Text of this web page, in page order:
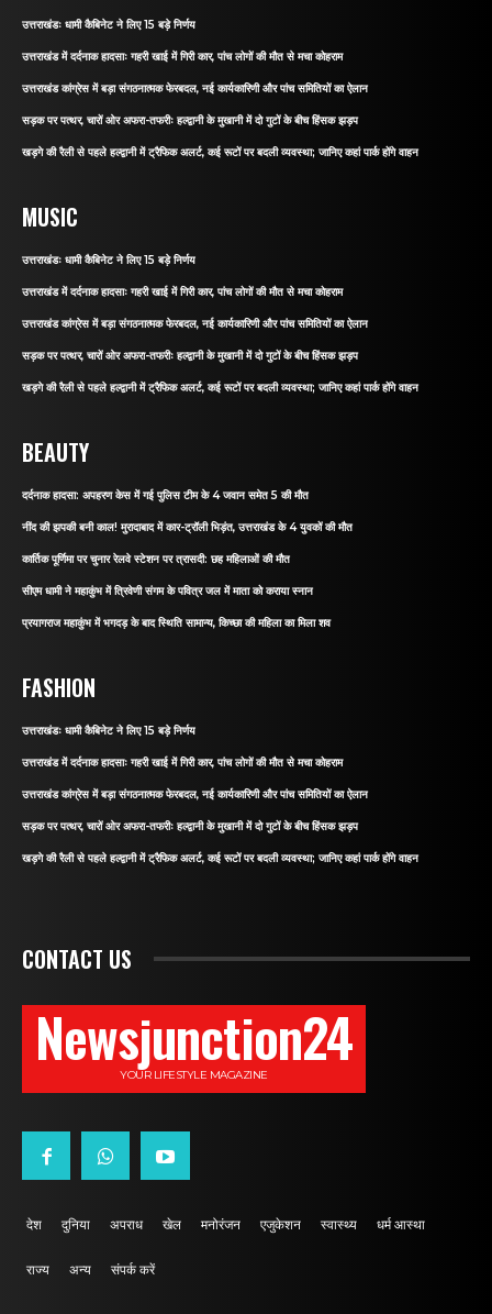
उत्तराखंडः धामी कैबिनेट ने लिए 15 बड़े निर्णय
उत्तराखंड में दर्दनाक हादसाः गहरी खाई में गिरी कार, पांच लोगों की मौत से मचा कोहराम
उत्तराखंड कांग्रेस में बड़ा संगठनात्मक फेरबदल, नई कार्यकारिणी और पांच समितियों का ऐलान
सड़क पर पत्थर, चारों ओर अफरा-तफरीः हल्द्वानी के मुखानी में दो गुटों के बीच हिंसक झड़प
खड़गे की रैली से पहले हल्द्वानी में ट्रैफिक अलर्ट, कई रूटों पर बदली व्यवस्था; जानिए कहां पार्क होंगे वाहन
MUSIC
उत्तराखंडः धामी कैबिनेट ने लिए 15 बड़े निर्णय
उत्तराखंड में दर्दनाक हादसाः गहरी खाई में गिरी कार, पांच लोगों की मौत से मचा कोहराम
उत्तराखंड कांग्रेस में बड़ा संगठनात्मक फेरबदल, नई कार्यकारिणी और पांच समितियों का ऐलान
सड़क पर पत्थर, चारों ओर अफरा-तफरीः हल्द्वानी के मुखानी में दो गुटों के बीच हिंसक झड़प
खड़गे की रैली से पहले हल्द्वानी में ट्रैफिक अलर्ट, कई रूटों पर बदली व्यवस्था; जानिए कहां पार्क होंगे वाहन
BEAUTY
दर्दनाक हादसा: अपहरण केस में गई पुलिस टीम के 4 जवान समेत 5 की मौत
नींद की झपकी बनी काल! मुरादाबाद में कार-ट्रॉली भिड़ंत, उत्तराखंड के 4 युवकों की मौत
कार्तिक पूर्णिमा पर चुनार रेलवे स्टेशन पर त्रासदी: छह महिलाओं की मौत
सीएम धामी ने महाकुंभ में त्रिवेणी संगम के पवित्र जल में माता को कराया स्नान
प्रयागराज महाकुंभ में भगदड़ के बाद स्थिति सामान्य, किच्छा की महिला का मिला शव
FASHION
उत्तराखंडः धामी कैबिनेट ने लिए 15 बड़े निर्णय
उत्तराखंड में दर्दनाक हादसाः गहरी खाई में गिरी कार, पांच लोगों की मौत से मचा कोहराम
उत्तराखंड कांग्रेस में बड़ा संगठनात्मक फेरबदल, नई कार्यकारिणी और पांच समितियों का ऐलान
सड़क पर पत्थर, चारों ओर अफरा-तफरीः हल्द्वानी के मुखानी में दो गुटों के बीच हिंसक झड़प
खड़गे की रैली से पहले हल्द्वानी में ट्रैफिक अलर्ट, कई रूटों पर बदली व्यवस्था; जानिए कहां पार्क होंगे वाहन
CONTACT US
Newsjunction24
YOUR LIFESTYLE MAGAZINE
देश दुनिया अपराध खेल मनोरंजन एजुकेशन स्वास्थ्य धर्म आस्था
राज्य अन्य संपर्क करें